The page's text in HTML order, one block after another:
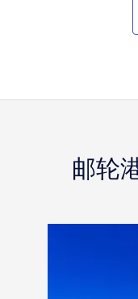
邮轮